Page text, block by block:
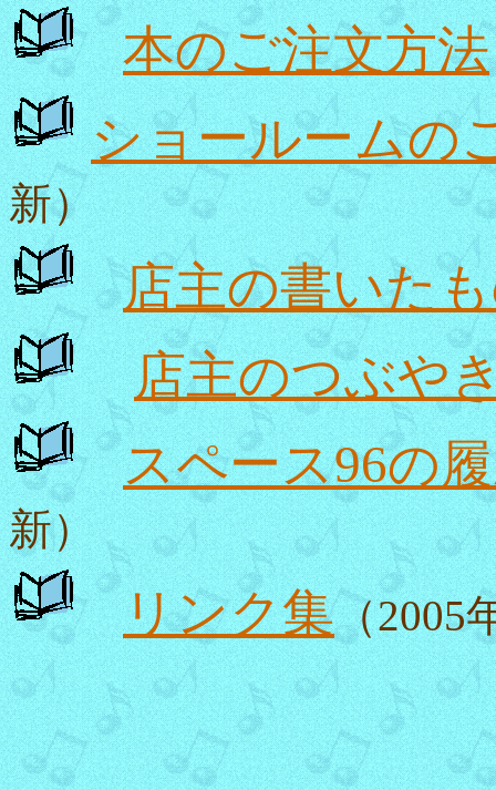
本のご注文方法
ショールームの
新）
店主の書いた
店主のつぶや
スペース96の
新）
リンク集（2005